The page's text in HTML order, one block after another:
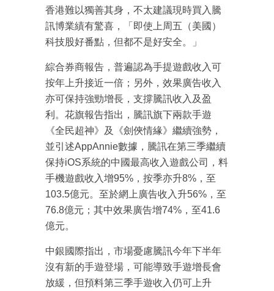
香港難以獨善其身，不太建議現時買入騰
訊博業績有驚喜，「即使上周五（美國）
科技股好番點，但都不是好安全。」
綜合券商報告，普遍認為手提遊戲收入可
按年上升接近一倍；另外，效果廣告收入
亦可保持強勁增長，支撐騰訊收入及盈
利。花旗報告指出，騰訊旗下兩款手遊
《全民超神》及《劍俠情緣》繼續強勢，
並引述AppAnnie數據，騰訊在第三季繼續
保持iOS系統的中國最高收入遊戲公司，料
手機遊戲收入增95%，按季亦升8%，至
103.5億元。至於網上廣告收入升56%，至
76.8億元；其中效果廣告增74%，至41.6
億元。
中銀國際指出，市場憂慮騰訊今年下半年
沒有新的手遊登場，可能導致手遊增長會
放緩，但預料第三季手遊收入仍可上升